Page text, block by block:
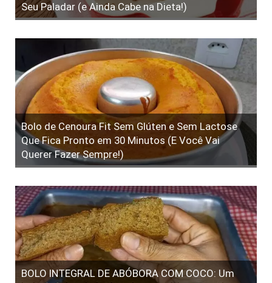
Seu Paladar (e Ainda Cabe na Dieta!)
Bolo de Cenoura Fit Sem Glúten e Sem Lactose
Que Fica Pronto em 30 Minutos (E Você Vai
Querer Fazer Sempre!)
BOLO INTEGRAL DE ABÓBORA COM COCO: Um